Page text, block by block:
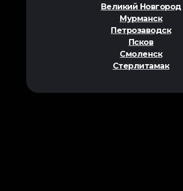
Великий Новгород
Мурманск
Петрозаводск
Псков
Смоленск
Стерлитамак